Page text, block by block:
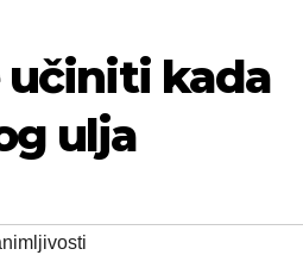
učiniti kada
ulja